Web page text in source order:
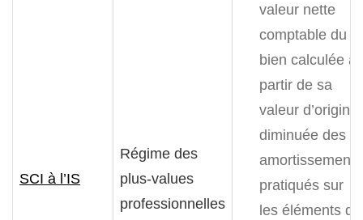
SCI à l’IS
Régime des
plus-values
professionnelles
valeur nette
comptable du
bien calculée à
partir de sa
valeur d’origine
diminuée des
amortissements
pratiqués sur
les éléments du